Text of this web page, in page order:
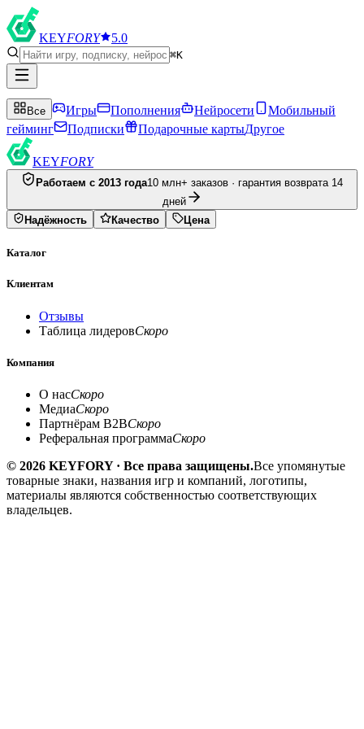
KEYFORY 5.0
⌘K
Все Игры Пополнения Нейросети
Мобильный
гейминг
Подписки Подарочные картыДругое
KEYFORY
Работаем с 2013 года10 млн+ заказов · гарантия возврата 14
дней
Надёжность
Качество Цена
Каталог
Клиентам
Отзывы
Таблица лидеровСкоро
Компания
О насСкоро
МедиаСкоро
Партнёрам B2BСкоро
Реферальная программаСкоро
© 2026 KEYFORY · Все права защищены.Все упомянутые
товарные знаки, названия игр и компаний, логотипы,
материалы являются собственностью соответствующих
владельцев.